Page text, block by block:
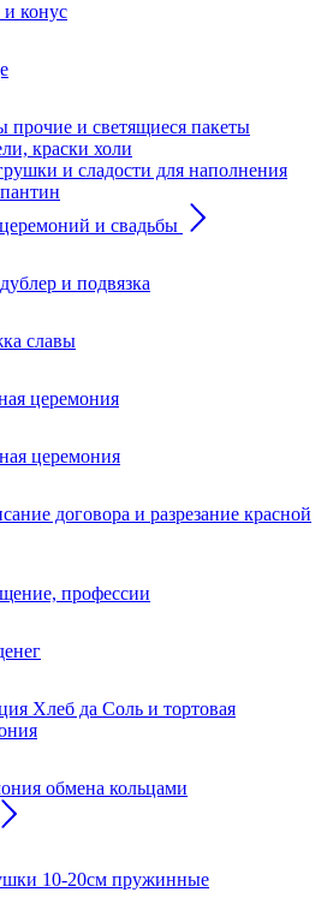
конус
и светящиеся пакеты
краски холи
и сладости для наполнения
и свадьбы
и подвязка
славы
церемония
церемония
договора и разрезание красной
профессии
Хлеб да Соль и тортовая
обмена кольцами
10-20см пружинные